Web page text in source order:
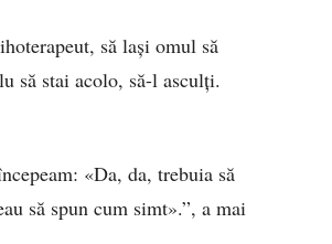
să lași omul să
să stai acolo, să-l asculți.
«Da, da, trebuia să
să spun cum simt».”, a mai